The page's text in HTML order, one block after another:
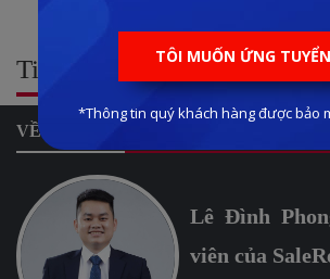
Tin tức liên quan:
VỀ CHÚNG TÔI
Lê Đình
viên của